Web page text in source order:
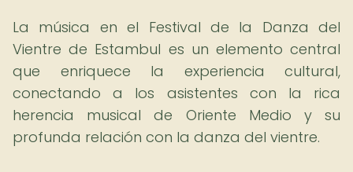
La música en el Festival de la Danza del
Vientre de Estambul es un elemento central
que enriquece la experiencia cultural,
conectando a los asistentes con la rica
herencia musical de Oriente Medio y su
profunda relación con la danza del vientre.